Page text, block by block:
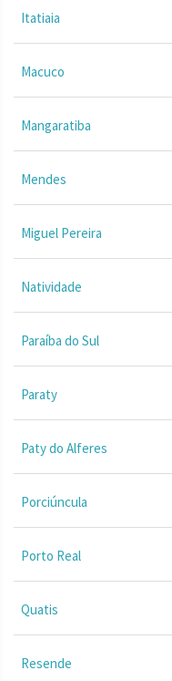
Itatiaia
Macuco
Mangaratiba
Mendes
Miguel Pereira
Natividade
Paraíba do Sul
Paraty
Paty do Alferes
Porciúncula
Porto Real
Quatis
Resende